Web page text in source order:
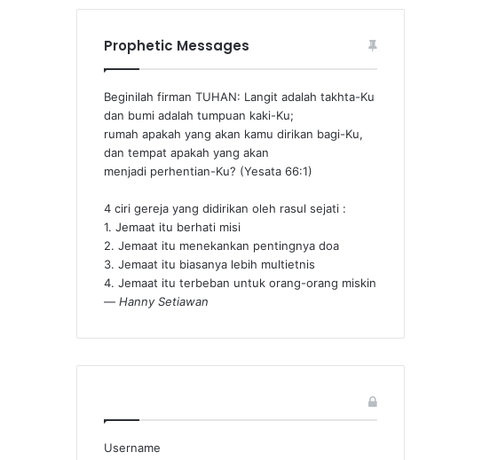
Prophetic Messages
Beginilah firman TUHAN: Langit adalah takhta-Ku
dan bumi adalah tumpuan kaki-Ku;
rumah apakah yang akan kamu dirikan bagi-Ku,
dan tempat apakah yang akan
menjadi perhentian-Ku? (Yesata 66:1) ‪
4 ciri gereja yang didirikan oleh rasul sejati :
1. Jemaat itu berhati misi
2. Jemaat itu menekankan pentingnya doa
3. Jemaat itu biasanya lebih multietnis
4. Jemaat itu terbeban untuk orang-orang miskin
—Hanny Setiawan
Username